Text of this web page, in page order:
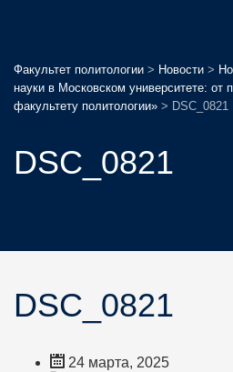
Факультет политологии > Новости >
науки в Московском университете: от
факультету политологии» > DSC_0821
DSC_0821
DSC_0821
24 марта, 2025